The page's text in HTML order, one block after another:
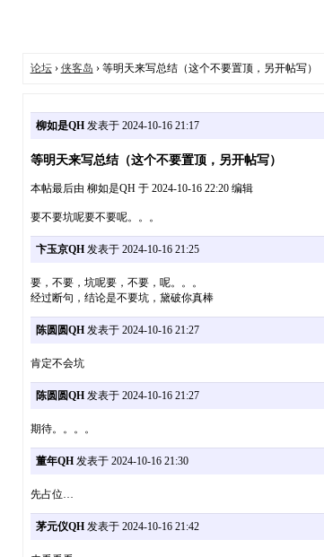
论坛› 侠客岛 › 等明天来写总结（这个不要置顶，另开帖写）
柳如是QH发表于 2024-10-16 21:17
等明天来写总结（这个不要置顶，另开帖写）
本帖最后由 柳如是QH 于 2024-10-16 22:20 编辑
要不要坑呢要不要呢。。。
卞玉京QH发表于 2024-10-16 21:25
要，不要，坑呢要，不要，呢。。。
经过断句，结论是不要坑，黛破你真棒
陈圆圆QH发表于 2024-10-16 21:27
肯定不会坑
陈圆圆QH发表于 2024-10-16 21:27
期待。。。。
董年QH发表于 2024-10-16 21:30
先占位…
茅元仪QH发表于 2024-10-16 21:42